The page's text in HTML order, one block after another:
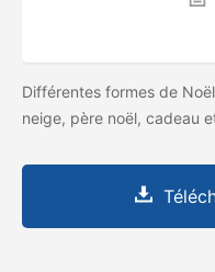
Différentes formes de
neige, père noël, cadeau